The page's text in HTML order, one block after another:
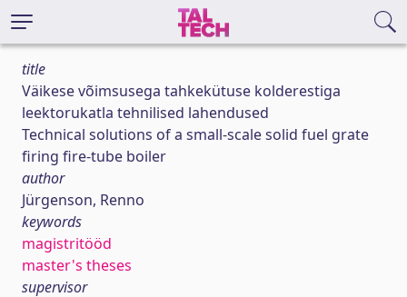
title
Väikese võimsusega tahkekütuse kolderestiga
leektorukatla tehnilised lahendused
Technical solutions of a small-scale solid fuel grate
firing fire-tube boiler
author
Jürgenson, Renno
keywords
magistritööd
master's theses
supervisor